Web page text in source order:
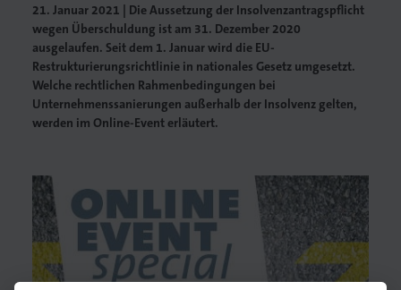
21. Januar 2021 | Die Aussetzung der Insolvenzantragspflicht
wegen Überschuldung ist am 31. Dezember 2020
ausgelaufen. Seit dem 1. Januar wird die EU-
Restrukturierungsrichtlinie in nationales Gesetz umgesetzt.
Welche rechtlichen Rahmenbedingungen bei
Unternehmenssanierungen außerhalb der Insolvenz gelten,
werden im Online-Event erläutert.